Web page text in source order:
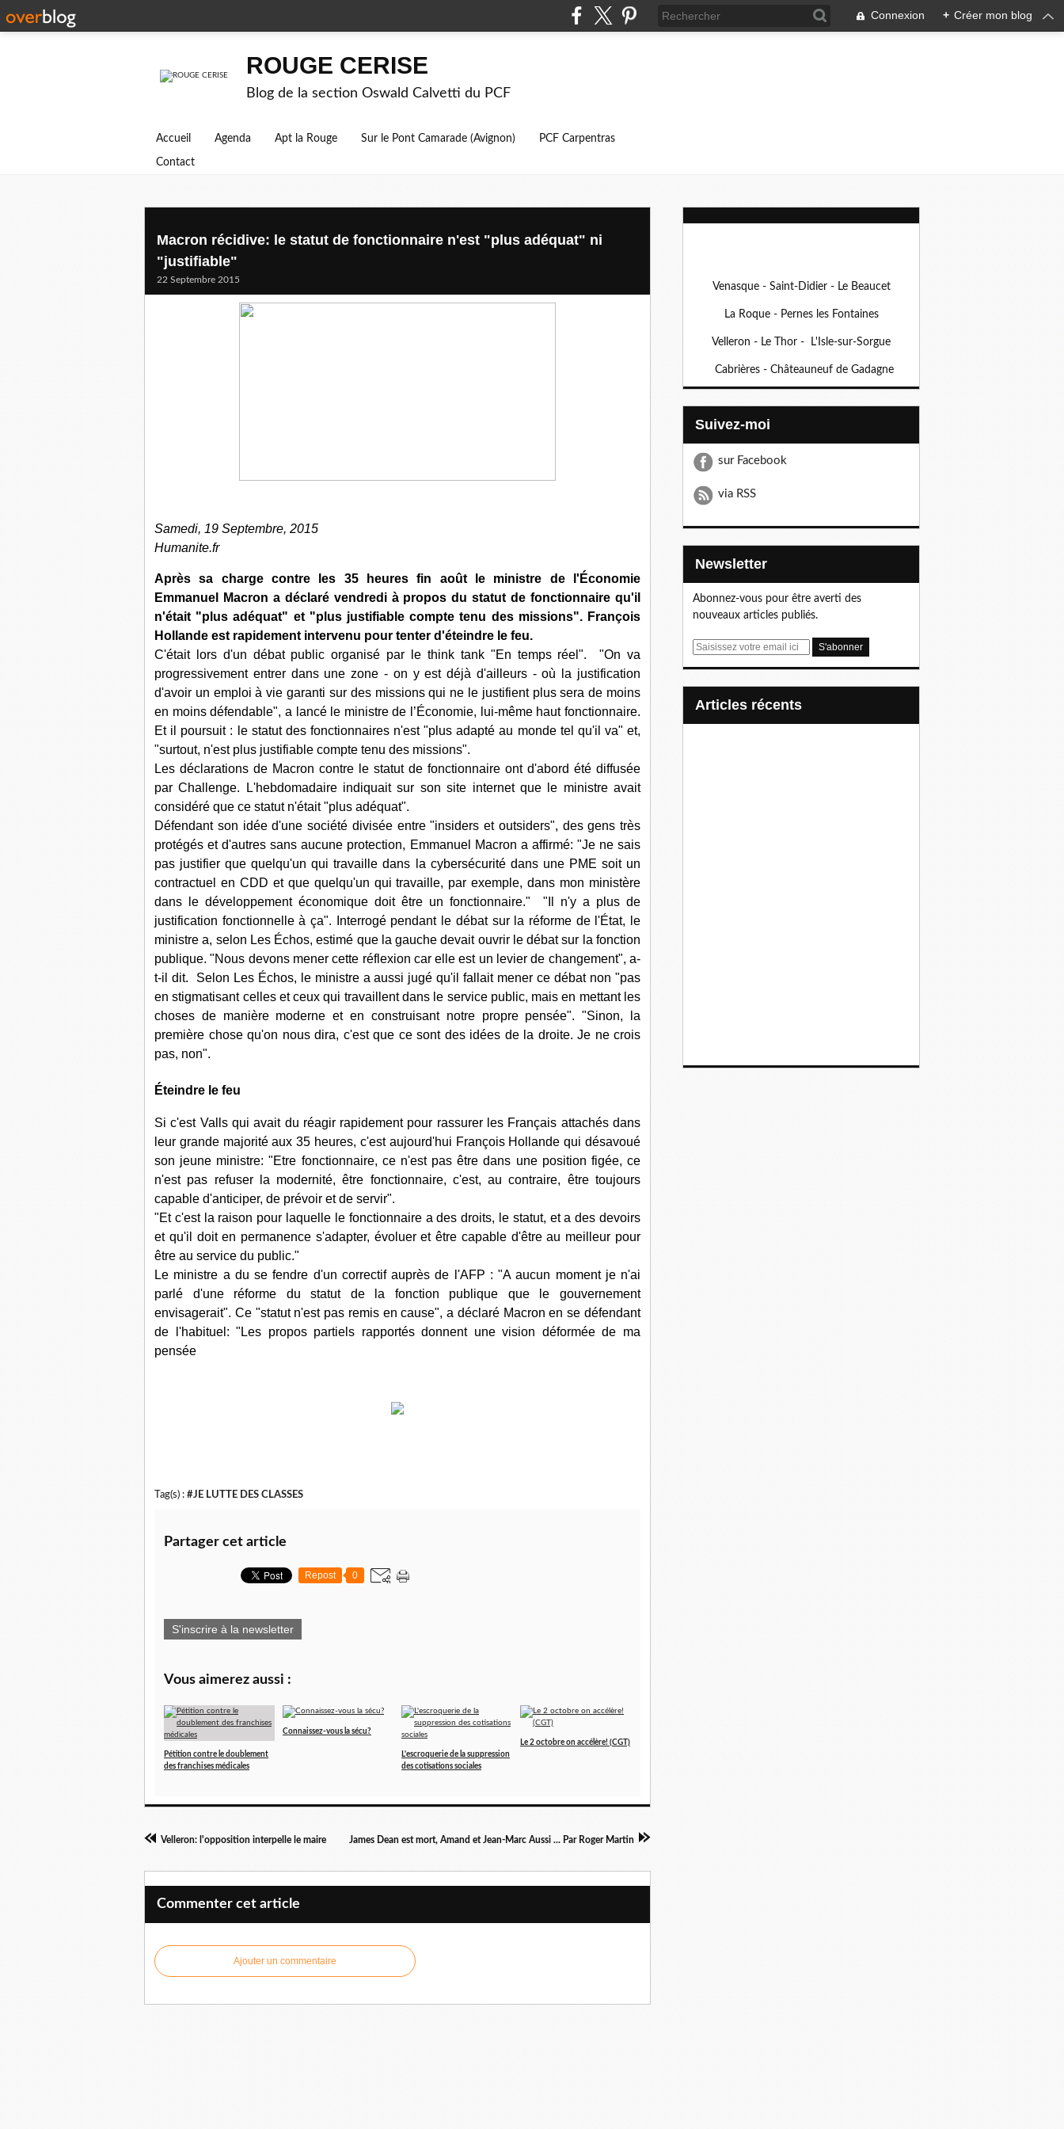
Connexion + Créer mon blog
ROUGE CERISE
Blog de la section Oswald Calvetti du PCF
Accueil Agenda Apt la Rouge Sur le Pont Camarade (Avignon) PCF Carpentras
Contact
Macron récidive: le statut de fonctionnaire n'est "plus adéquat" ni
"justifiable"
22 Septembre 2015
Samedi, 19 Septembre, 2015
Humanite.fr
Après sa charge contre les 35 heures fin août le ministre de l'Économie
Emmanuel Macron a déclaré vendredi à propos du statut de fonctionnaire qu'il
n'était "plus adéquat" et "plus justifiable compte tenu des missions". François
Hollande est rapidement intervenu pour tenter d'éteindre le feu.
C'était lors d'un débat public organisé par le think tank "En temps réel". "On va
progressivement entrer dans une zone - on y est déjà d'ailleurs - où la justification
d'avoir un emploi à vie garanti sur des missions qui ne le justifient plus sera de moins
en moins défendable", a lancé le ministre de l’Économie, lui-même haut fonctionnaire.
Et il poursuit : le statut des fonctionnaires n'est "plus adapté au monde tel qu'il va" et,
"surtout, n'est plus justifiable compte tenu des missions".
Les déclarations de Macron contre le statut de fonctionnaire ont d'abord été diffusée
par Challenge. L'hebdomadaire indiquait sur son site internet que le ministre avait
considéré que ce statut n'était "plus adéquat".
Défendant son idée d'une société divisée entre "insiders et outsiders", des gens très
protégés et d'autres sans aucune protection, Emmanuel Macron a affirmé: "Je ne sais
pas justifier que quelqu'un qui travaille dans la cybersécurité dans une PME soit un
contractuel en CDD et que quelqu'un qui travaille, par exemple, dans mon ministère
dans le développement économique doit être un fonctionnaire." "Il n'y a plus de
justification fonctionnelle à ça". Interrogé pendant le débat sur la réforme de l'État, le
ministre a, selon Les Échos, estimé que la gauche devait ouvrir le débat sur la fonction
publique. "Nous devons mener cette réflexion car elle est un levier de changement", a-
t-il dit. Selon Les Échos, le ministre a aussi jugé qu'il fallait mener ce débat non "pas
en stigmatisant celles et ceux qui travaillent dans le service public, mais en mettant les
choses de manière moderne et en construisant notre propre pensée". "Sinon, la
première chose qu'on nous dira, c'est que ce sont des idées de la droite. Je ne crois
pas, non".
Éteindre le feu
Si c'est Valls qui avait du réagir rapidement pour rassurer les Français attachés dans
leur grande majorité aux 35 heures, c'est aujourd'hui François Hollande qui désavoué
son jeune ministre: "Etre fonctionnaire, ce n'est pas être dans une position figée, ce
n'est pas refuser la modernité, être fonctionnaire, c'est, au contraire, être toujours
capable d'anticiper, de prévoir et de servir".
"Et c'est la raison pour laquelle le fonctionnaire a des droits, le statut, et a des devoirs
et qu'il doit en permanence s'adapter, évoluer et être capable d'être au meilleur pour
être au service du public."
Le ministre a du se fendre d'un correctif auprès de l'AFP : "A aucun moment je n'ai
parlé d'une réforme du statut de la fonction publique que le gouvernement
envisagerait". Ce "statut n'est pas remis en cause", a déclaré Macron en se défendant
de l'habituel: "Les propos partiels rapportés donnent une vision déformée de ma
pensée
Tag(s) : #JE LUTTE DES CLASSES
Partager cet article
Repost 0
S'inscrire à la newsletter
Vous aimerez aussi :
Pétition contre le doublement
des franchises médicales
Connaissez-vous la sécu?
L'escroquerie de la suppression
des cotisations sociales
Le 2 octobre on accélère! (CGT)
Velleron: l'opposition interpelle le maire James Dean est mort, Amand et Jean-Marc Aussi ... Par Roger Martin
Commenter cet article
Ajouter un commentaire
Venasque - Saint-Didier - Le Beaucet
La Roque - Pernes les Fontaines
Velleron - Le Thor - L'Isle-sur-Sorgue
Cabrières - Châteauneuf de Gadagne
Suivez-moi
sur Facebook
via RSS
Newsletter
Abonnez-vous pour être averti des
nouveaux articles publiés.
E
articles récents